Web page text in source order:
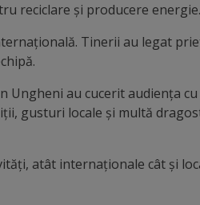
reciclare și producere energie.
Tinerii au legat
Ungheni au cucerit audiența
gusturi locale și multă
atât internaționale cât și